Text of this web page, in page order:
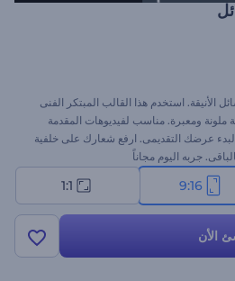
استخدم هذا القالب المبتكر الفنى
ومعبرة. مناسب لفيديوهات المقدمة
عرضك التقديمى. ارفع شعارك على خلفية
جربه اليوم مجاناً
9:16
1:1
الأن